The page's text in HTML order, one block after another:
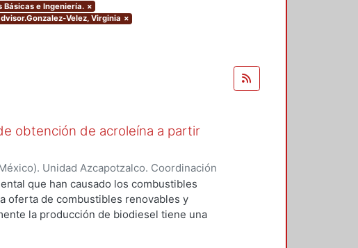
e Ingeniería. ×
Velez, Virginia ×
obtención de acroleína a partir
Unidad Azcapotzalco. Coordinación
Gutierrez, Tyreese Humberto
que han causado los combustibles
oferta de combustibles renovables y
la producción de biodiesel tiene una